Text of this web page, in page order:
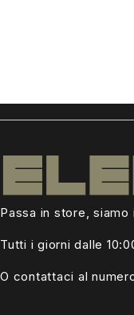
Passa in store,
Tutti i giorni dalle
O contattaci al